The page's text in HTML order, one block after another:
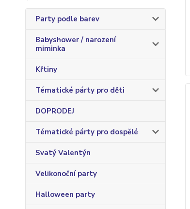
Party podle barev
Babyshower / narození
miminka
Křtiny
Tématické párty pro děti
DOPRODEJ
Tématické párty pro dospělé
Svatý Valentýn
Velikonoční party
Halloween party